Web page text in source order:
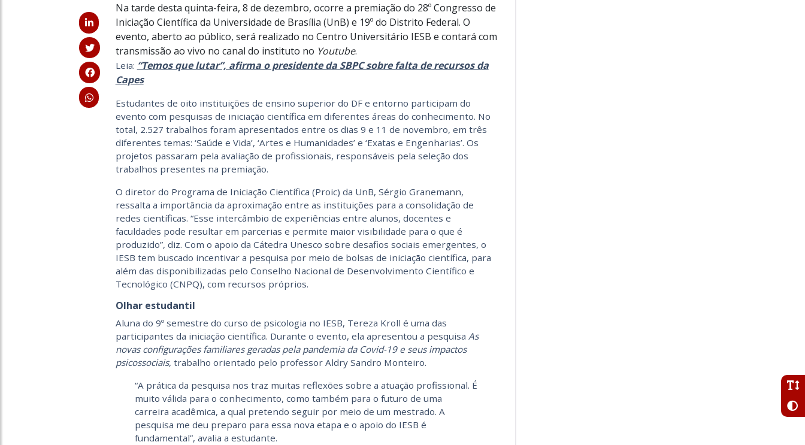
Na tarde desta quinta-feira, 8 de dezembro, ocorre a premiação do 28º Congresso de
Iniciação Científica da Universidade de Brasília (UnB) e 19º do Distrito Federal. O
evento, aberto ao público, será realizado no Centro Universitário IESB e contará com
transmissão ao vivo no canal do instituto no Youtube.
Leia: “Temos que lutar”, afirma o presidente da SBPC sobre falta de recursos da
Capes
Estudantes de oito instituições de ensino superior do DF e entorno participam do
evento com pesquisas de iniciação científica em diferentes áreas do conhecimento. No
total, 2.527 trabalhos foram apresentados entre os dias 9 e 11 de novembro, em três
diferentes temas: ‘Saúde e Vida’, ‘Artes e Humanidades’ e ‘Exatas e Engenharias’. Os
projetos passaram pela avaliação de profissionais, responsáveis pela seleção dos
trabalhos presentes na premiação.
O diretor do Programa de Iniciação Científica (Proic) da UnB, Sérgio Granemann,
ressalta a importância da aproximação entre as instituições para a consolidação de
redes científicas. “Esse intercâmbio de experiências entre alunos, docentes e
faculdades pode resultar em parcerias e permite maior visibilidade para o que é
produzido”, diz. Com o apoio da Cátedra Unesco sobre desafios sociais emergentes, o
IESB tem buscado incentivar a pesquisa por meio de bolsas de iniciação científica, para
além das disponibilizadas pelo Conselho Nacional de Desenvolvimento Científico e
Tecnológico (CNPQ), com recursos próprios.
Olhar estudantil
Aluna do 9º semestre do curso de psicologia no IESB, Tereza Kroll é uma das
participantes da iniciação científica. Durante o evento, ela apresentou a pesquisa As
novas configurações familiares geradas pela pandemia da Covid-19 e seus impactos
psicossociais, trabalho orientado pelo professor Aldry Sandro Monteiro.
“A prática da pesquisa nos traz muitas reflexões sobre a atuação profissional. É
muito válida para o conhecimento, como também para o futuro de uma
carreira acadêmica, a qual pretendo seguir por meio de um mestrado. A
pesquisa me deu preparo para essa nova etapa e o apoio do IESB é
fundamental”, avalia a estudante.